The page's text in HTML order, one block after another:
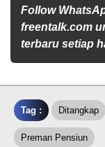
Follow
freentalk.com
terbaru setiap
Tag : Ditangkap
Preman Pensiun